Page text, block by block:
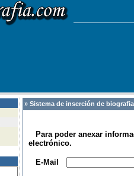
» Sistema de inserción de
Para poder anexar
electrónico.
E-Mail